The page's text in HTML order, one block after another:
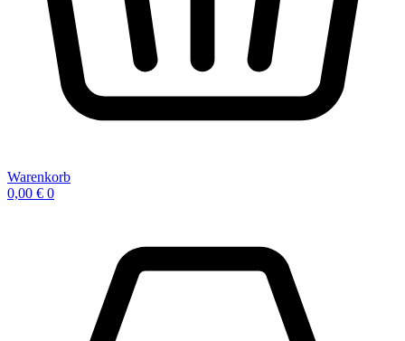
Warenkorb
0,00 € 0